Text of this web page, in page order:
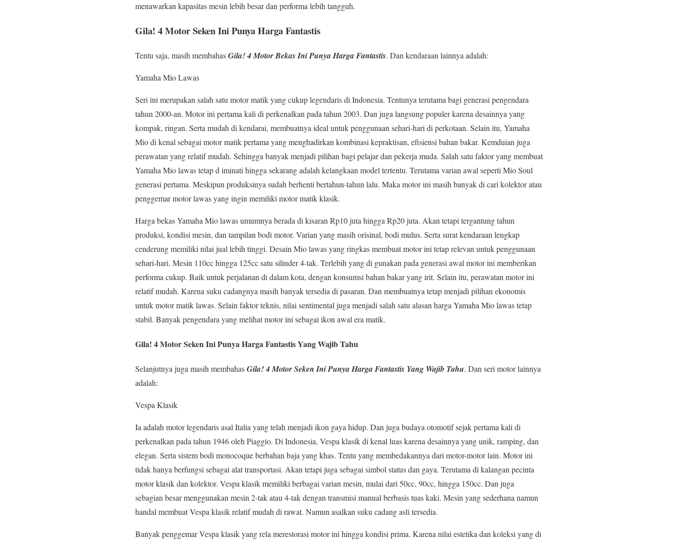
menawarkan kapasitas mesin lebih besar dan performa lebih tangguh.
Gila! 4 Motor SekenIni Punya Harga Fantastis
Tentu saja, masih membahasGila! 4 Motor Bekas Ini Punya Harga Fantastis. Dan kendaraan lainnya adalah:
Yamaha Mio Lawas
Seri ini merupakan salah satu motor matik yang cukup legendaris di Indonesia. Tentunya terutama bagi generasi pengendara
tahun 2000-an. Motor ini pertama kali di perkenalkan pada tahun 2003. Dan juga langsung populer karena desainnya yang
kompak, ringan. Serta mudah di kendarai, membuatnya ideal untuk penggunaan sehari-hari di perkotaan. Selain itu, Yamaha
Mio di kenal sebagai motor matik pertama yang menghadirkan kombinasi kepraktisan, efisiensi bahan bakar. Kemduian juga
perawatan yang relatif mudah. Sehingga banyak menjadi pilihan bagi pelajar dan pekerja muda. Salah satu faktor yang membuat
Yamaha Mio lawas tetap d iminati hingga sekarang adalah kelangkaan model tertentu. Terutama varian awal seperti Mio Soul
generasi pertama. Meskipun produksinya sudah berhenti bertahun-tahun lalu. Maka motor ini masih banyak di cari kolektor atau
penggemar motor lawas yang ingin memiliki motor matik klasik.
Harga bekas Yamaha Mio lawas umumnya berada di kisaran Rp10 juta hingga Rp20 juta. Akan tetapi tergantung tahun
produksi, kondisi mesin, dan tampilan bodi motor. Varian yang masih orisinal, bodi mulus. Serta surat kendaraan lengkap
cenderung memiliki nilai jual lebih tinggi. Desain Mio lawas yang ringkas membuat motor ini tetap relevan untuk penggunaan
sehari-hari. Mesin 110cc hingga 125cc satu silinder 4-tak. Terlebih yang di gunakan pada generasi awal motor ini memberikan
performa cukup. Baik untuk perjalanan di dalam kota, dengan konsumsi bahan bakar yang irit. Selain itu, perawatan motor ini
relatif mudah. Karena suku cadangnya masih banyak tersedia di pasaran. Dan membuatnya tetap menjadi pilihan ekonomis
untuk motor matik lawas. Selain faktor teknis, nilai sentimental juga menjadi salah satu alasan harga Yamaha Mio lawas tetap
stabil. Banyak pengendara yang melihat motor ini sebagai ikon awal era matik.
Gila! 4 Motor SekenIni Punya Harga Fantastis Yang Wajib Tahu
Selanjutnya juga masih membahasGila! 4 Motor Seken Ini Punya Harga Fantastis Yang Wajib Tahu. Dan seri motor lainnya
adalah:
Vespa Klasik
Ia adalah motor legendaris asal Italia yang telah menjadi ikon gaya hidup. Dan juga budaya otomotif sejak pertama kali di
perkenalkan pada tahun 1946 oleh Piaggio. Di Indonesia, Vespa klasik di kenal luas karena desainnya yang unik, ramping, dan
elegan. Serta sistem bodi monocoque berbahan baja yang khas. Tentu yang membedakannya dari motor-motor lain. Motor ini
tidak hanya berfungsi sebagai alat transportasi. Akan tetapi juga sebagai simbol status dan gaya. Terutama di kalangan pecinta
motor klasik dan kolektor. Vespa klasik memiliki berbagai varian mesin, mulai dari 50cc, 90cc, hingga 150cc. Dan juga
sebagian besar menggunakan mesin 2-tak atau 4-tak dengan transmisi manual berbasis tuas kaki. Mesin yang sederhana namun
handal membuat Vespa klasik relatif mudah di rawat. Namun asalkan suku cadang asli tersedia.
Banyak penggemar Vespa klasik yang rela merestorasi motor ini hingga kondisi prima. Karena nilai estetika dan koleksi yang di